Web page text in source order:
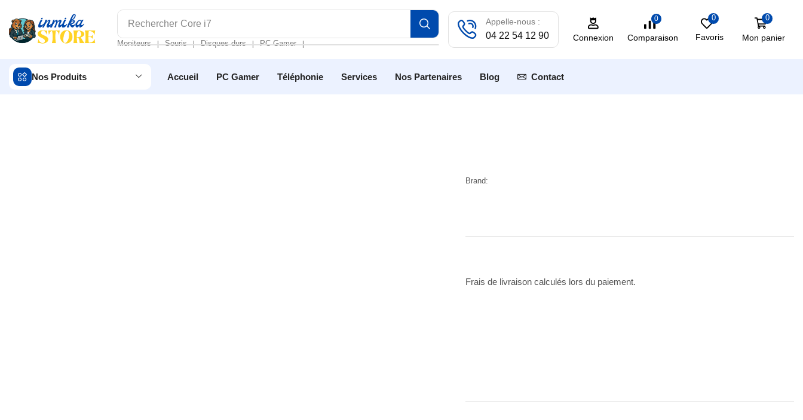
Rechercher Core i7
Moniteurs ❘ Souris ❘ Disques durs ❘ PC Gamer ❘
Appelle-nous :
04 22 54 12 90 Connexion
0
Comparaison
0
Favoris
0
Mon panier
Nos Produits Accueil PC Gamer Téléphonie Services Nos Partenaires Blog Contact
Brand:
Frais de livraison calculés lors du paiement.